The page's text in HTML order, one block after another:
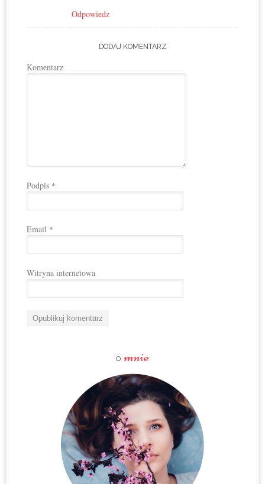
Odpowiedz
DODAJ KOMENTARZ
Komentarz
Podpis *
Email *
Witryna internetowa
O mnie